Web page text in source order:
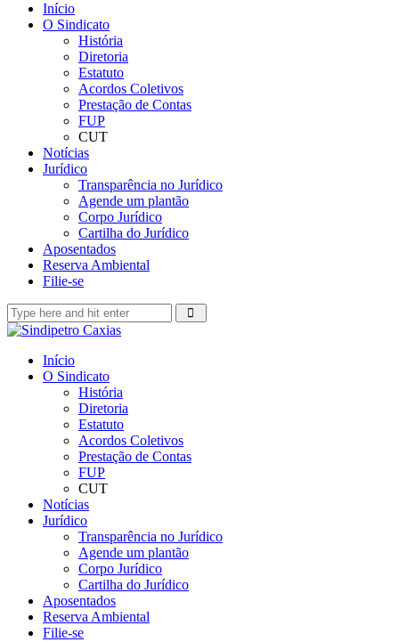
Início
O Sindicato
História
Diretoria
Estatuto
Acordos Coletivos
Prestação de Contas
FUP
CUT
Notícias
Jurídico
Transparência no Jurídico
Agende um plantão
Corpo Jurídico
Cartilha do Jurídico
Aposentados
Reserva Ambiental
Filie-se
Início
O Sindicato
História
Diretoria
Estatuto
Acordos Coletivos
Prestação de Contas
FUP
CUT
Notícias
Jurídico
Transparência no Jurídico
Agende um plantão
Corpo Jurídico
Cartilha do Jurídico
Aposentados
Reserva Ambiental
Filie-se